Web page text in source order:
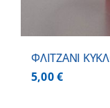
ΦΛΙΤΖΑΝΙ
5,00€